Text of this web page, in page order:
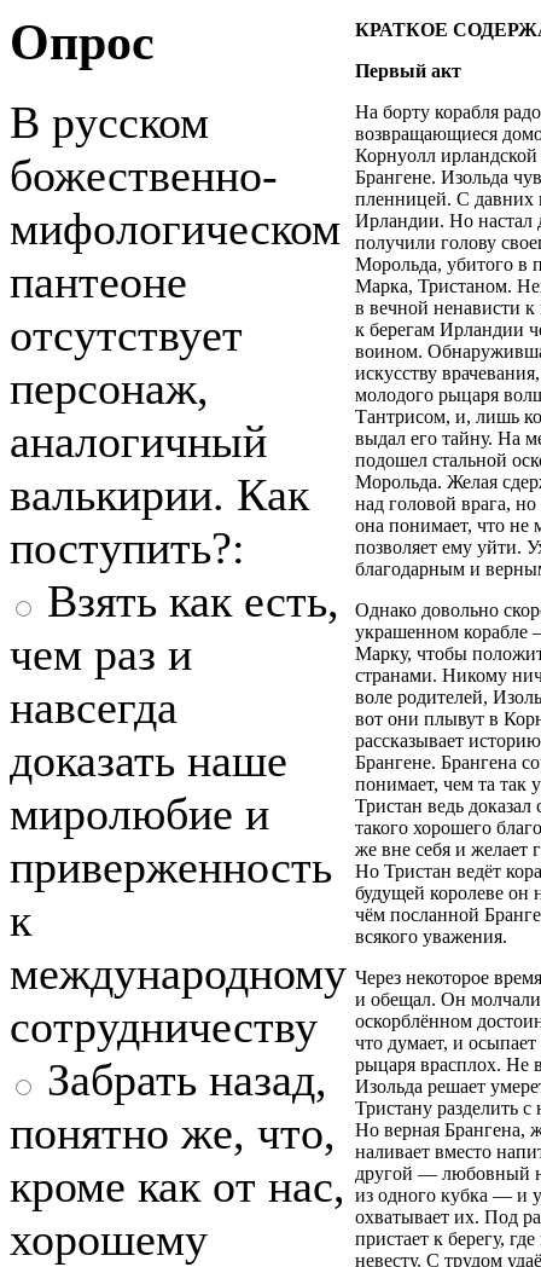
Опрос
В русском
божественно-
мифологическом
пантеоне
отсутствует
персонаж,
аналогичный
валькирии. Как
поступить?:
Взять как есть,
чем раз и
навсегда
доказать наше
миролюбие и
приверженность
к
международному
сотрудничеству
Забрать назад,
понятно же, что,
кроме как от нас,
хорошему
КРАТКОЕ
Первый акт
На борту корабля
возвращающиеся
Корнуолл
Брангене. Изольда
пленницей. С давних
Ирландии. Но настал
получили голову
Морольда, убитого в
Марка, Тристаном.
в вечной ненависти
к берегам Ирландии
воином.
искусству
молодого рыцаря
Тантрисом, и, лишь
выдал его тайну. На
подошел стальной
Морольда. Желая
над головой врага, но
она понимает, что не
позволяет ему уйти.
благодарным и
Однако довольно
украшенном корабле
Марку, чтобы
странами. Никому
воле родителей,
вот они плывут в
рассказывает
Брангене. Брангена
понимает, чем та так
Тристан ведь
такого хорошего
же вне себя и желает
Но Тристан ведёт
будущей королеве он
чём посланной
всякого уважения.
Через некоторое
и обещал. Он
оскорблённом
что думает, и
рыцаря врасплох. Не
Изольда решает
Тристану разделить
Но верная Брангена,
наливает вместо
другой — любовный
из одного кубка — и
охватывает их. Под
пристает к берегу,
невесту. С трудом